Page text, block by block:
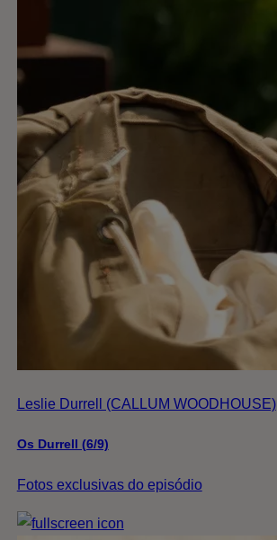
Leslie Durrell (CALLUM WOODHOUSE)
Os Durrell (6/9)
Fotos exclusivas do episódio